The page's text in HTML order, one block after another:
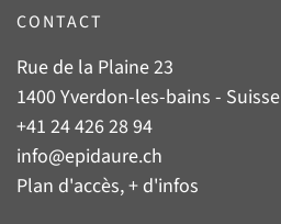
CONTACT
Rue de la Plaine 23
1400 Yverdon-les-bains - Suisse
+41 24 426 28 94
info@epidaure.ch
Plan d'accès, + d'infos